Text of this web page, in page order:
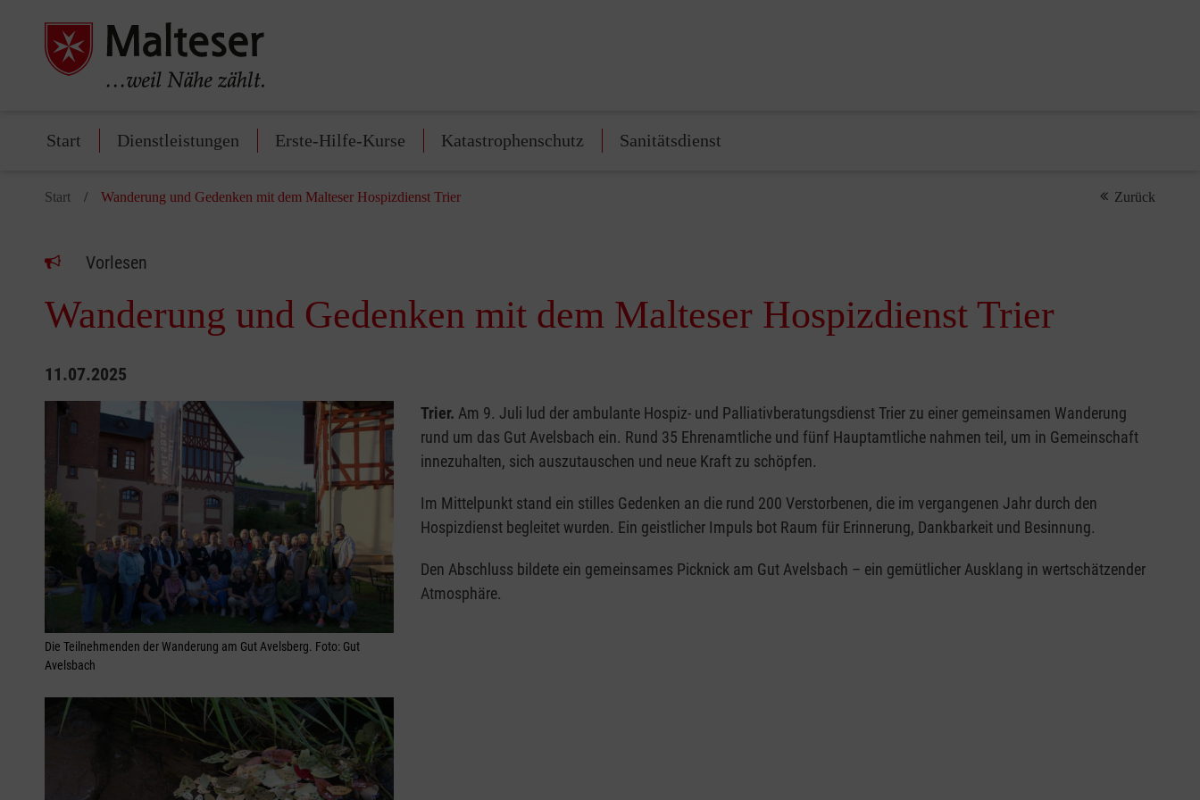
Start Dienstleistungen Erste-Hilfe-Kurse Katastrophenschutz Sanitätsdienst
Start Wanderung und Gedenken mit dem Malteser Hospizdienst Trier Zurück
Vorlesen
Wanderung und Gedenken mit dem Malteser Hospizdienst Trier
11.07.2025
Die Teilnehmenden der Wanderung am Gut Avelsberg. Foto: Gut
Avelsbach
Trier. Am 9. Juli lud der ambulante Hospiz- und Palliativberatungsdienst Trier zu einer gemeinsamen Wanderung
rund um das Gut Avelsbach ein. Rund 35 Ehrenamtliche und fünf Hauptamtliche nahmen teil, um in Gemeinschaft
innezuhalten, sich auszutauschen und neue Kraft zu schöpfen.
Im Mittelpunkt stand ein stilles Gedenken an die rund 200 Verstorbenen, die im vergangenen Jahr durch den
Hospizdienst begleitet wurden. Ein geistlicher Impuls bot Raum für Erinnerung, Dankbarkeit und Besinnung.
Den Abschluss bildete ein gemeinsames Picknick am Gut Avelsbach – ein gemütlicher Ausklang in wertschätzender
Atmosphäre.